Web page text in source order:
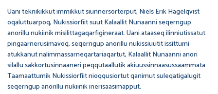
Uani teknikikkut immikkut siunnersorterput, Niels Erik Hagelqvist
oqaluttuarpoq, Nukissiorfiit suut Kalaallit Nunaanni seqerngup
anorillu nukiinik misilittagaqarfigineraat. Uani ataaseq ilinniutissatut
pingaarnerusimavoq, seqerngup anorillu nukissiuutit issittumi
atukkanut nalimmassarneqartariaqartut, Kalaallit Nunaanni anori
silallu sakkortusinnaaneri peqqutaallutik akiuussinnaasussaammata.
Taamaattumik Nukissiorfiit nioqqusiortut qanimut suleqatigalugit
seqerngup anorillu nukiinik inerisaasimapput.